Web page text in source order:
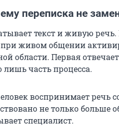
переписка не
текст и живую
при живом общении
области. Первая
лишь часть процесса.
воспринимает речь
не только больше
специалист.